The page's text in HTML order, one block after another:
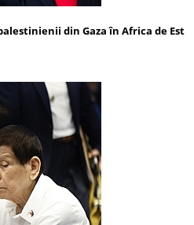
din Gaza în Africa de Est